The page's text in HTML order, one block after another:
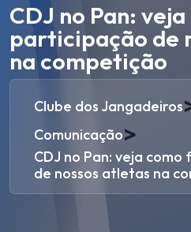
CDJ no Pan:
participação de
na competição
Clube dos Jangadeiros
Comunicação>
CDJ no Pan: veja
de nossos atletas na